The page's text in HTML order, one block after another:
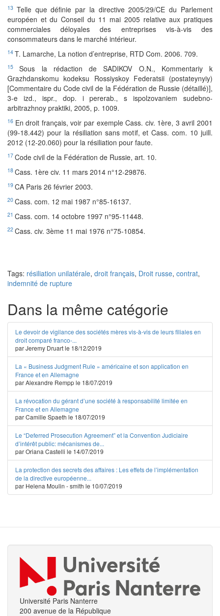
13 Telle que définie par la directive 2005/29/CE du Parlement
européen et du Conseil du 11 mai 2005 relative aux pratiques
commerciales déloyales des entreprises vis-à-vis des
consommateurs dans le marché intérieur.
14 T. Lamarche, La notion d’entreprise, RTD Com. 2006. 709.
15 Sous la rédaction de SADIKOV O.N., Kommentariy k
Grazhdanskomu kodeksu Rossiyskoy Federatsii (postateynyiy)
[Commentaire du Code civil de la Fédération de Russie (détaillé)],
3-e izd., ispr., dop. i pererab., s ispolzovaniem sudebno-
arbitrazhnoy praktiki, 2005, p. 1009.
16 En droit français, voir par exemple Cass. civ. 1ère, 3 avril 2001
(99-18.442) pour la résiliation sans motif, et Cass. com. 10 juill.
2012 (12-20.060) pour la résiliation pour faute.
17 Code civil de la Fédération de Russie, art. 10.
18 Cass. 1ère civ. 11 mars 2014 n°12-29876.
19 CA Paris 26 février 2003.
20 Cass. com. 12 mai 1987 n°85-16137.
21 Cass. com. 14 octobre 1997 n°95-11448.
22 Cass. civ. 3ème 11 mai 1976 n°75-10854.
Tags: résiliation unilatérale, droit français, Droit russe, contrat,
indemnité de rupture
Dans la même catégorie
Le devoir de vigilance des sociétés mères vis-à-vis de leurs filiales en
droit comparé franco-...
par Jeremy Druart le 18/12/2019
La « Business Judgment Rule » américaine et son application en
France et en Allemagne
par Alexandre Rempp le 18/07/2019
La révocation du gérant d’une société à responsabilité limitée en
France et en Allemagne
par Camille Spaeth le 18/07/2019
Le “Deferred Prosecution Agreement” et la Convention Judiciaire
d’intérêt public: mécanismes de...
par Oriana Castelli le 14/07/2019
La protection des secrets des affaires : Les effets de l’implémentation
de la directive européenne...
par Helena Moulin - smith le 10/07/2019
Université Paris Nanterre
200 avenue de la République